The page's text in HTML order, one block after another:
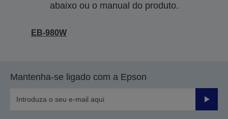
abaixo ou o manual do produto.
EB-980W
Mantenha-se ligado com a Epson
Enviar